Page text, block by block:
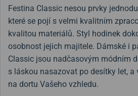
Festina Classic nesou prvky
které se pojí s velmi kvalitním
kvalitou materiálů. Styl hodinek
osobnost jejich majitele. Dámské i
Classic jsou nadčasovým módním
s láskou nasazovat po desítky let, a
na dortu Vašeho vzhledu.